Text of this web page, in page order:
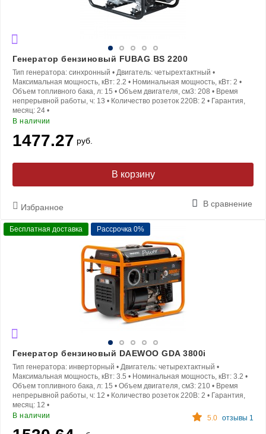
Генератор бензиновый FUBAG BS 2200
Тип генератора: синхронный • Двигатель: четырехтактный •
Максимальная мощность, кВт: 2.2 • Номинальная мощность, кВт: 2 •
Объем топливного бака, л: 15 • Объем двигателя, см3: 208 • Время
непрерывной работы, ч: 13 • Количество розеток 220В: 2 • Гарантия,
месяц: 24 •
В наличии
1477.27 руб.
В корзину
Избранное В сравнение
Бесплатная доставка Рассрочка 0%
Генератор бензиновый DAEWOO GDA 3800i
Тип генератора: инверторный • Двигатель: четырехтактный •
Максимальная мощность, кВт: 3.5 • Номинальная мощность, кВт: 3.2 •
Объем топливного бака, л: 15 • Объем двигателя, см3: 210 • Время
непрерывной работы, ч: 12 • Количество розеток 220В: 2 • Гарантия,
месяц: 12 •
В наличии
5.0 отзывы 1